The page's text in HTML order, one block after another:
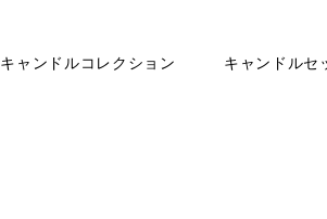
キャンドルコレクション キャンドルセ